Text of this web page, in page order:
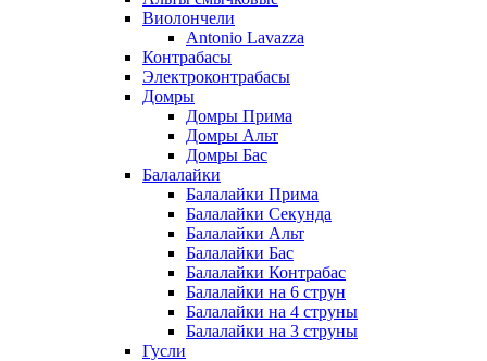
Виолончели
Antonio Lavazza
Контрабасы
Электроконтрабасы
Домры
Домры Прима
Домры Альт
Домры Бас
Балалайки
Балалайки Прима
Балалайки Секунда
Балалайки Альт
Балалайки Бас
Балалайки Контрабас
Балалайки на 6 струн
Балалайки на 4 струны
Балалайки на 3 струны
Гусли